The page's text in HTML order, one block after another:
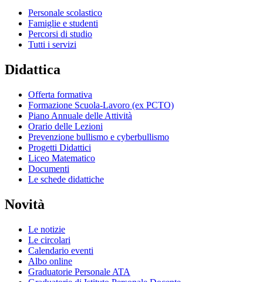
Personale scolastico
Famiglie e studenti
Percorsi di studio
Tutti i servizi
Didattica
Offerta formativa
Formazione Scuola-Lavoro (ex PCTO)
Piano Annuale delle Attività
Orario delle Lezioni
Prevenzione bullismo e cyberbullismo
Progetti Didattici
Liceo Matematico
Documenti
Le schede didattiche
Novità
Le notizie
Le circolari
Calendario eventi
Albo online
Graduatorie Personale ATA